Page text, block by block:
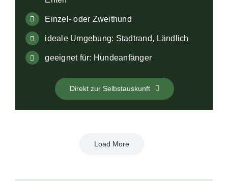
Einzel- oder Zweithund
ideale Umgebung: Stadtrand, Ländlich
geeignet für: Hundeanfänger
Direkt zur Selbstauskunft
Load More